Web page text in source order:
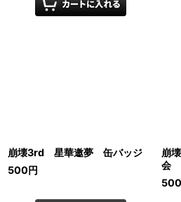
崩壊3rd 星華邀夢 缶バッジ
500円
崩
会
500